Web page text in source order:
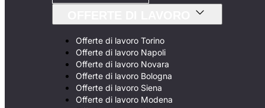
Offerte di lavoro Torino
Offerte di lavoro Napoli
Offerte di lavoro Novara
Offerte di lavoro Bologna
Offerte di lavoro Siena
Offerte di lavoro Modena